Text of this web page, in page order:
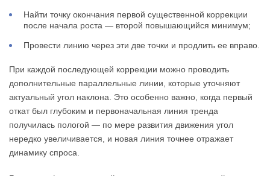
Найти точку окончания первой существенной коррекции
после начала роста — второй повышающийся минимум;
Провести линию через эти две точки и продлить ее вправо.
При каждой последующей коррекции можно проводить
дополнительные параллельные линии, которые уточняют
актуальный угол наклона. Это особенно важно, когда первый
откат был глубоким и первоначальная линия тренда
получилась пологой — по мере развития движения угол
нередко увеличивается, и новая линия точнее отражает
динамику спроса.